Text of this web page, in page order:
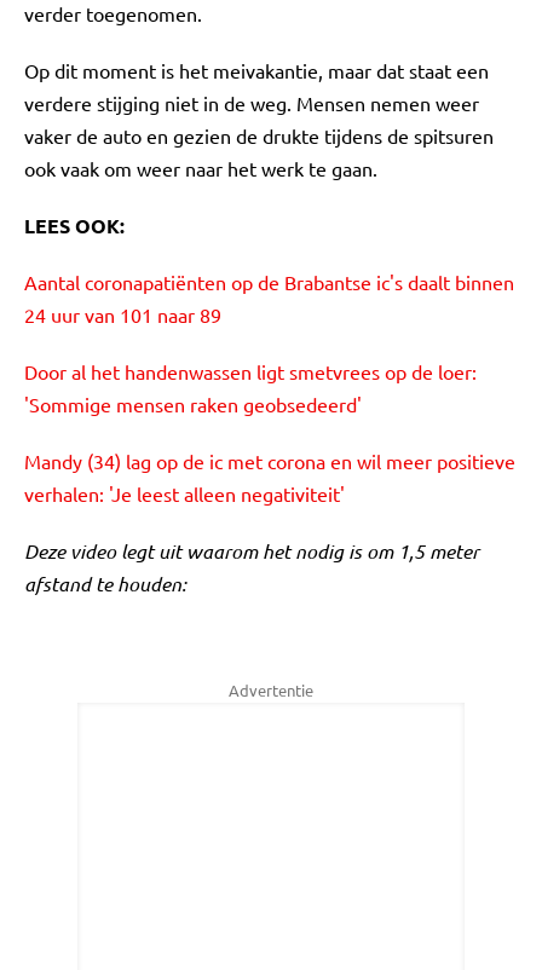
verder toegenomen.
Op dit moment is het meivakantie, maar dat staat een
verdere stijging niet in de weg. Mensen nemen weer
vaker de auto en gezien de drukte tijdens de spitsuren
ook vaak om weer naar het werk te gaan.
LEES OOK:
Aantal coronapatiënten op de Brabantse ic's daalt binnen
24 uur van 101 naar 89
Door al het handenwassen ligt smetvrees op de loer:
'Sommige mensen raken geobsedeerd'
Mandy (34) lag op de ic met corona en wil meer positieve
verhalen: 'Je leest alleen negativiteit'
Deze video legt uit waarom het nodig is om 1,5 meter
afstand te houden:
Advertentie